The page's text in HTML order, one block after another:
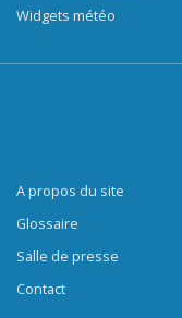
Widgets météo
A propos du site
Glossaire
Salle de presse
Contact